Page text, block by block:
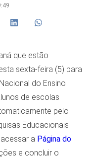
que estão
sexta-feira (5) para
do Ensino
de escolas
pelo
Educacionais
a Página do
e concluir o